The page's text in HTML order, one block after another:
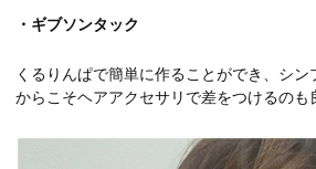
・ギブソンタック
くるりんぱで簡単に作ることができ、シ
からこそヘアアクセサリで差をつけるのも